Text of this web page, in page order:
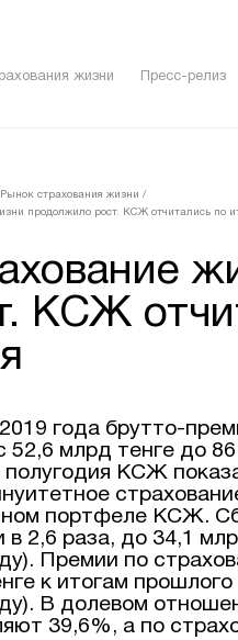
жизни Пресс-релиз
Рынок страхования жизни /
продолжило рост. КСЖ отчитались по
КСЖ
года брутто-
52,6 млрд тенге до
полугодия КСЖ
портфеле КСЖ.
в 2,6 раза, до 34,1
Премии по
к итогам
В долевом
39,6%, а по